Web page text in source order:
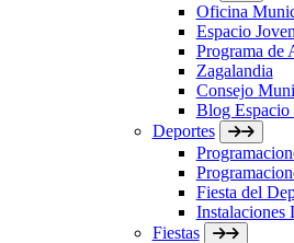
Oficina
Espacio Joven
Programa de
Zagalandia
Consejo
Blog Espacio
Deportes
Fiesta del
Instalaciones
Fiestas